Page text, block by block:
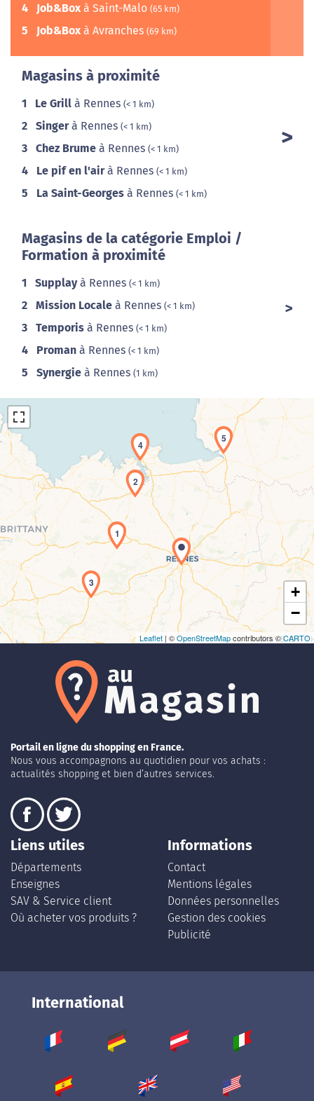
4 Job&Box à Saint-Malo (65 km)
5 Job&Box à Avranches (69 km)
Magasins à proximité
1 Le Grill à Rennes (< 1 km)
2 Singerà Rennes (< 1 km)
3 Chez Brume à Rennes (< 1 km)
4 Le pif en l'airà Rennes (< 1 km)
5 La Saint-Georges à Rennes (< 1 km)
Magasins de la catégorie Emploi /
Formation à proximité
1 Supplayà Rennes (< 1 km)
2 Mission Locale à Rennes (< 1 km)
3 Temporis à Rennes (< 1 km)
4 Proman à Rennes (< 1 km)
5 Synergie à Rennes (1 km)
Chargement de la carte en cours...
1
2
3
4
5
+
−
Leaflet | ©OpenStreetMapcontributors ©CARTO
Portail en ligne du shopping en France.
Nous vous accompagnons au quotidien pour vos achats :
actualités shopping et bien d’autres services.
Liens utiles
Départements
Enseignes
SAV & Service client
Où acheter vos produits ?
Informations
Contact
Mentions légales
Données personnelles
Gestion des cookies
Publicité
International